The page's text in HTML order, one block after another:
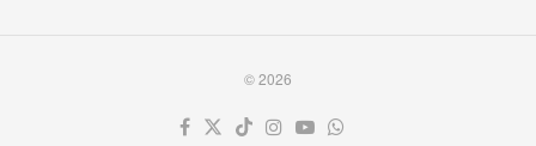
© 2026